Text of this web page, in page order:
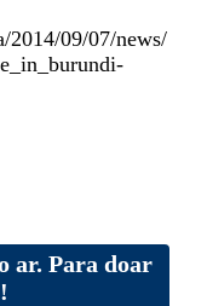
2014/09/07/news/
ar. Para doar